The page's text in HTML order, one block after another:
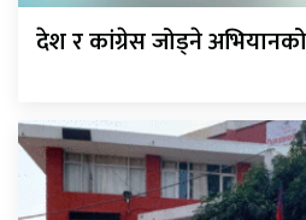
देश र कांग्रेस जोड्ने